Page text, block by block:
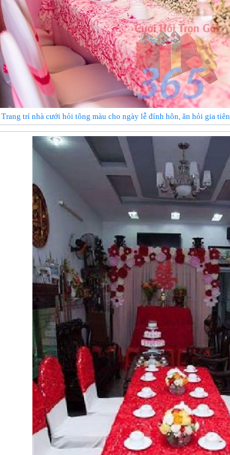
Trang trí nhà cưới hỏi tông màu cho ngày lễ đính hôn, ăn hỏi gia